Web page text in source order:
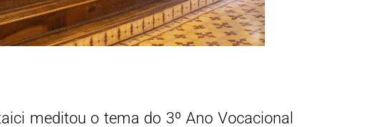
meditou o tema do 3º Ano Vocacional